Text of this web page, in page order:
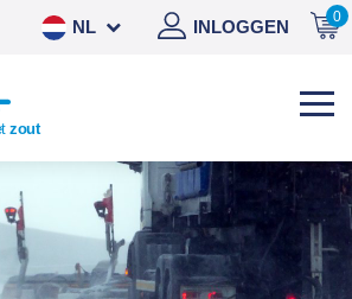
0
INLOGGEN
NL
ES
zout